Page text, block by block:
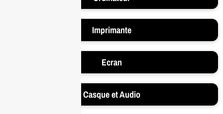
Imprimante
Ecran
Casque et Audio